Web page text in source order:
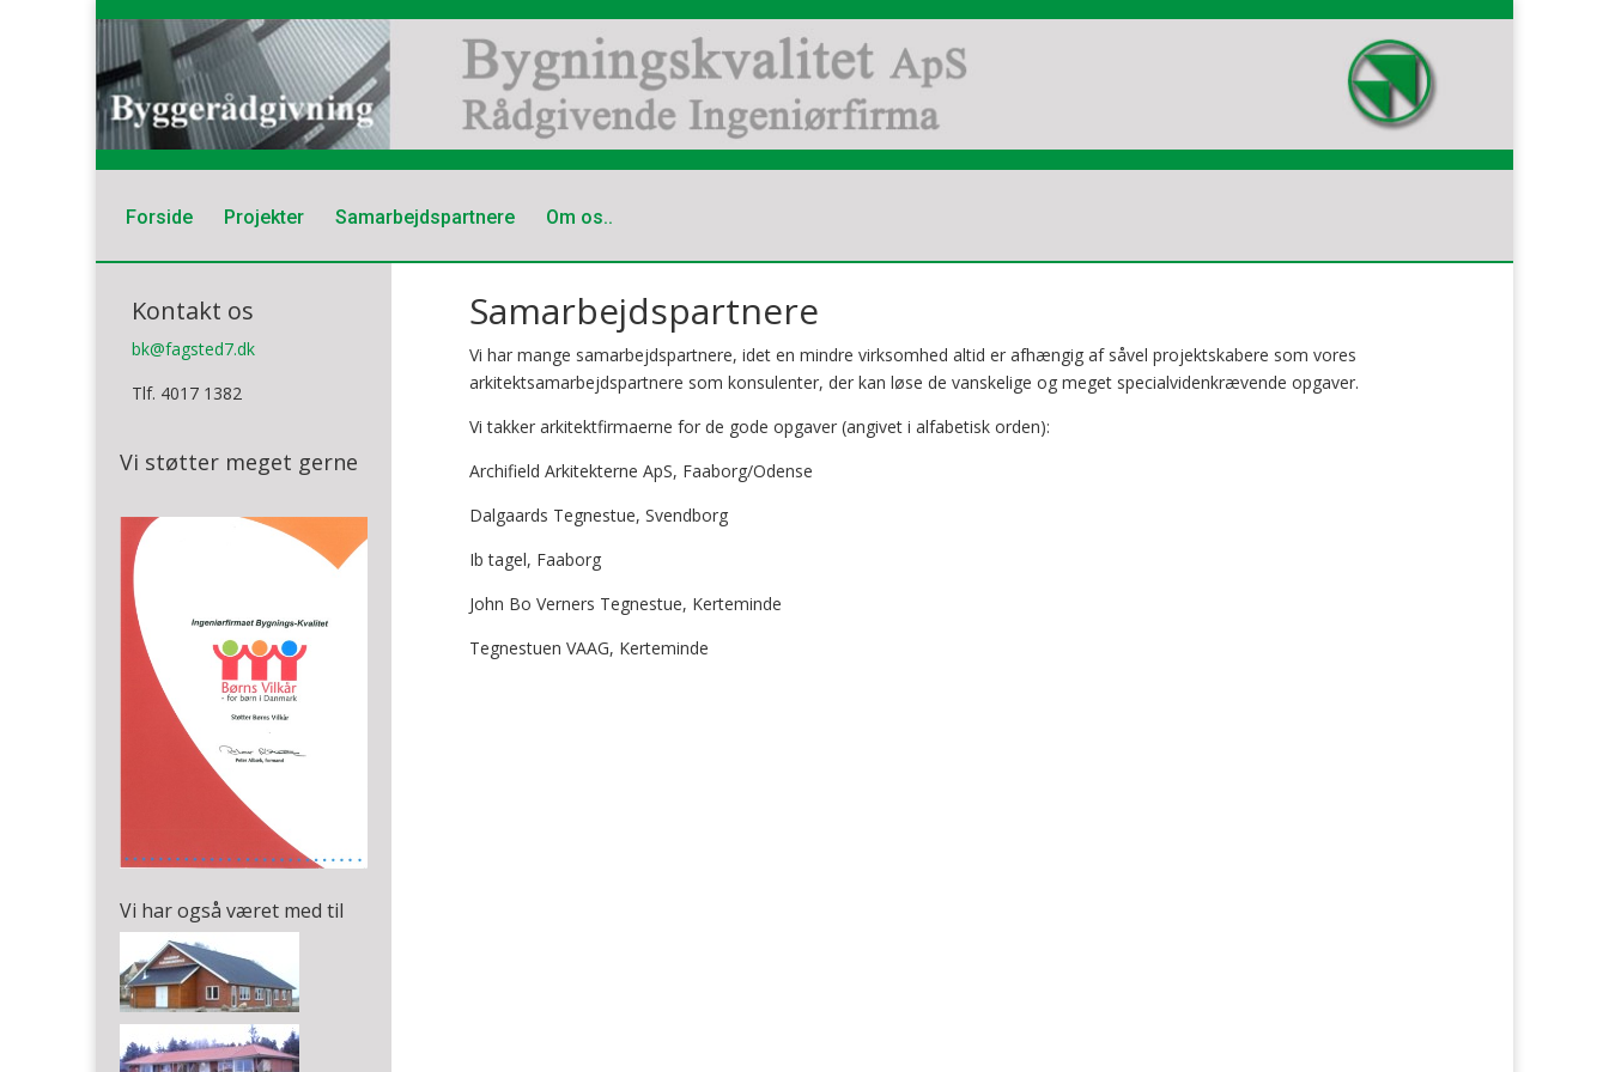
Forside Projekter Samarbejdspartnere Om os..
Kontakt os
bk@fagsted7.dk
Tlf. 4017 1382
Vi støtter meget gerne
Vi har også været med til
Samarbejdspartnere
Vi har mange samarbejdspartnere, idet en mindre virksomhed altid er afhængig af såvel projektskabere som vores
arkitektsamarbejdspartnere som konsulenter, der kan løse de vanskelige og meget specialvidenkrævende opgaver.
Vi takker arkitektfirmaerne for de gode opgaver (angivet i alfabetisk orden):
Archifield Arkitekterne ApS, Faaborg/Odense
Dalgaards Tegnestue, Svendborg
Ib tagel, Faaborg
John Bo Verners Tegnestue, Kerteminde
Tegnestuen VAAG, Kerteminde